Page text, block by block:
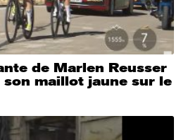
de Marlen Reusser
maillot jaune sur le